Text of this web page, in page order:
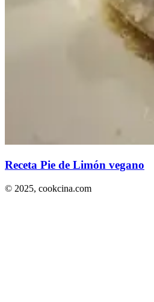
Receta Pie de Limón vegano
© 2025, cookcina.com